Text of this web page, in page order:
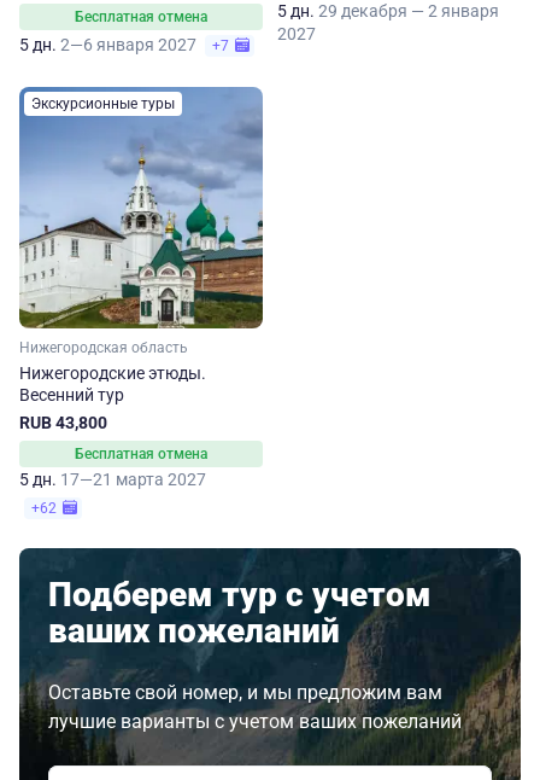
Бесплатная отмена
5 дн. 2—6 января 2027 +7
5 дн. 29 декабря — 2 января
2027
Экскурсионные туры
Нижегородская область
Нижегородские этюды.
Весенний тур
RUB 43,800
Бесплатная отмена
5 дн. 17—21 марта 2027
+62
Подберем тур с учетом
ваших пожеланий
Оставьте свой номер, и мы предложим вам
лучшие варианты с учетом ваших пожеланий